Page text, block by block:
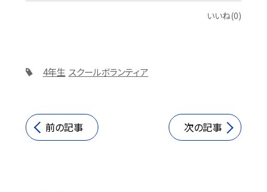
いいね(0)
4年生 スクールボランティア
前の記事 次の記事